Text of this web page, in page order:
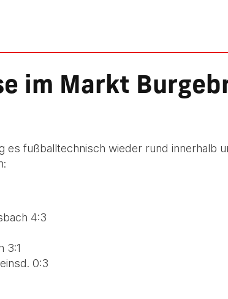
im Markt
es fußballtechnisch wieder rund innerhalb
4:3
3:1
0:3